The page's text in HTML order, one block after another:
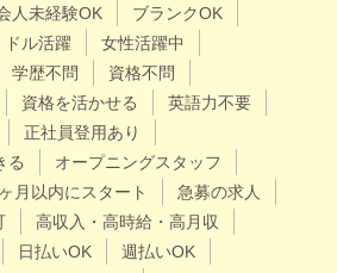
人未経験OK
ブランクOK
ドル活躍
女性活躍中
学歴不問
資格不問
資格を活かせる
英語力不要
正社員登用あり
る
オープニングスタッフ
月以内にスタート
急募の求人
高収入・高時給・高月収
日払いOK
週払いOK